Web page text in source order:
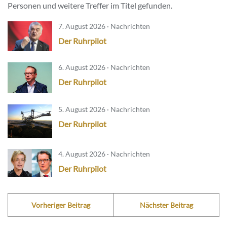
Personen und weitere Treffer im Titel gefunden.
7. August 2026 · Nachrichten
Der Ruhrpilot
6. August 2026 · Nachrichten
Der Ruhrpilot
5. August 2026 · Nachrichten
Der Ruhrpilot
4. August 2026 · Nachrichten
Der Ruhrpilot
Vorheriger Beitrag Nächster Beitrag